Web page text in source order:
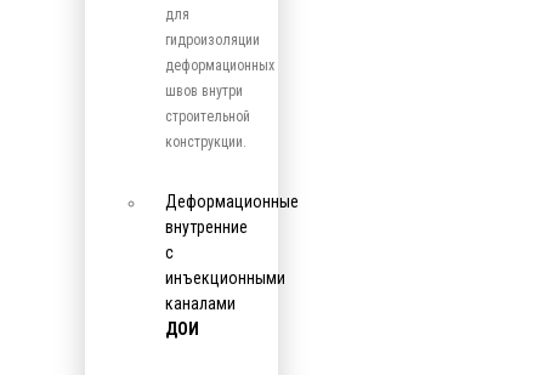
для
гидроизоляции
деформационных
швов внутри
строительной
конструкции.
Деформационные
внутренние
с
инъекционными
каналами
ДОИ